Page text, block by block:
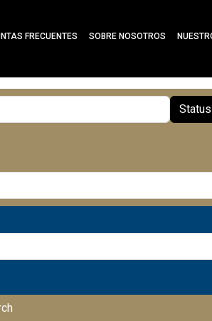
FRECUENTES SOBRE NOSOTROS
Status